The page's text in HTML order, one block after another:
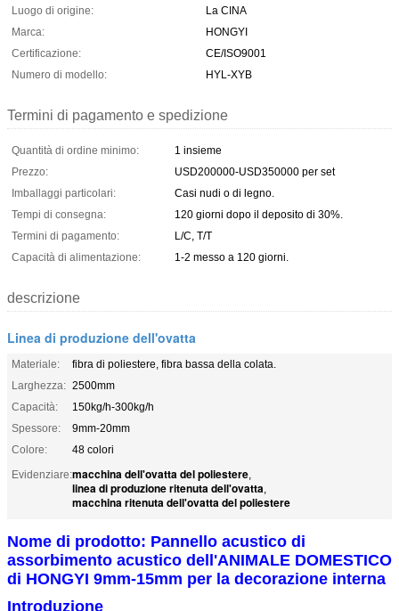
Luogo di origine:
La CINA
Marca:
HONGYI
Certificazione:
CE/ISO9001
Numero di modello:
HYL-XYB
Termini di pagamento e spedizione
Quantità di ordine minimo:
1 insieme
Prezzo:
USD200000-USD350000 per set
Imballaggi particolari:
Casi nudi o di legno.
Tempi di consegna:
120 giorni dopo il deposito di 30%.
Termini di pagamento:
L/C, T/T
Capacità di alimentazione:
1-2 messo a 120 giorni.
descrizione
Linea di produzione dell'ovatta
Materiale:
fibra di poliestere, fibra bassa della colata.
Larghezza: 2500mm
Capacità:
150kg/h-300kg/h
Spessore:
9mm-20mm
Colore:
48 colori
Evidenziare:macchina dell'ovatta del poliestere,
linea di produzione ritenuta dell'ovatta,
macchina ritenuta dell'ovatta del poliestere
Nome di prodotto: Pannello acustico di
assorbimento acustico dell'ANIMALE DOMESTICO
di HONGYI 9mm-15mm per la decorazione interna
Introduzione